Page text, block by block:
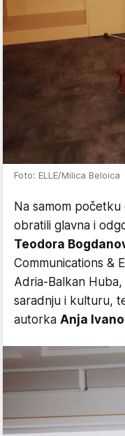
Foto: ELLE/Milica Beloica
Na samom početku
obratili glavna i
Teodora
Communications &
Adria-Balkan Huba,
saradnju i kulturu,
autorka Anja